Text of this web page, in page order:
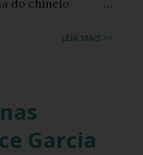
do chinelo
LEIA MAIS >>
Garcia